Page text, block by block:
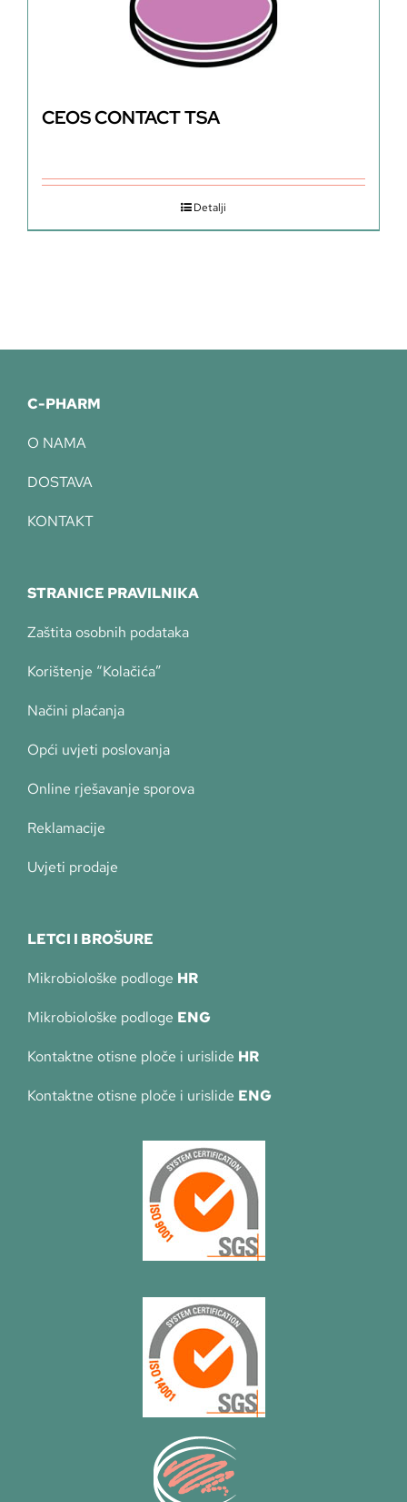
CEOS CONTACT TSA
Detalji
C-PHARM
O NAMA
DOSTAVA
KONTAKT
STRANICE PRAVILNIKA
Zaštita osobnih podataka
Korištenje “Kolačića”
Načini plaćanja
Opći uvjeti poslovanja
Online rješavanje sporova
Reklamacije
Uvjeti prodaje
LETCI I BROŠURE
Mikrobiološke podloge HR
Mikrobiološke podloge ENG
Kontaktne otisne ploče i urislide HR
Kontaktne otisne ploče i urislide ENG